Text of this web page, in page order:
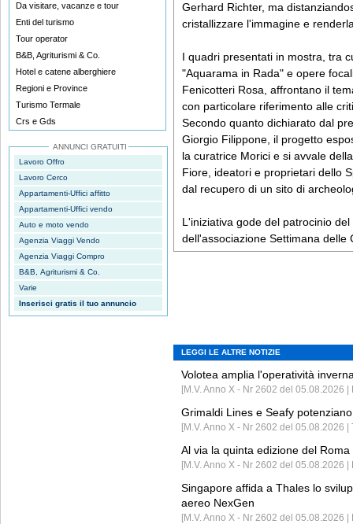
Da visitare, vacanze e tour
Enti del turismo
Tour operator
B&B, Agriturismi & Co.
Hotel e catene alberghiere
Regioni e Province
Turismo Termale
Crs e Gds
ANNUNCI GRATUITI
Lavoro Offro
Lavoro Cerco
Appartamenti-Uffici affitto
Appartamenti-Uffici vendo
Auto e moto vendo
Agenzia Viaggi Vendo
Agenzia Viaggi Compro
B&B, Agriturismi & Co.
Varie
Inserisci gratis il tuo annuncio
Gerhard Richter, ma
cristallizzare l'immagine e
I quadri presentati in mostra, tra
"Aquarama in Rada" e opere
Fenicotteri Rosa, affrontano il
con particolare riferimento alle
Secondo quanto dichiarato dal
Giorgio Filippone, il progetto
la curatrice Morici e si avvale
Fiore, ideatori e proprietari dello
dal recupero di un sito di
L'iniziativa gode del patrocinio
dell'associazione Settimana delle
LEGGI LE ALTRE NOTIZIE
Volotea amplia l'operatività
[M.V. Anno X - Nr 2602 del 05.08.2026 |
Grimaldi Lines e Seafy
[M.V. Anno X - Nr 2602 del 05.08.2026 |
Al via la quinta edizione del
[M.V. Anno X - Nr 2602 del 05.08.2026 |
Singapore affida a Thales lo
aereo NexGen
[M.V. Anno X - Nr 2602 del 05.08.2026